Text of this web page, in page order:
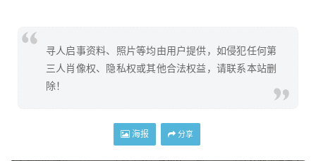
寻人启事资料、照片等均由用户提供，如侵犯任何第
三人肖像权、隐私权或其他合法权益，请联系本站删
除！
海报 分享